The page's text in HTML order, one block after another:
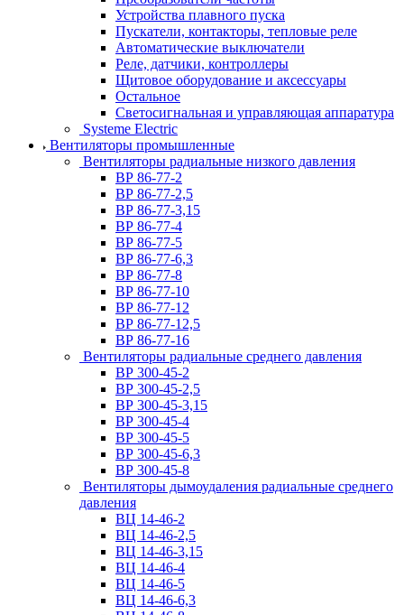
Устройства плавного пуска
Пускатели, контакторы, тепловые реле
Автоматические выключатели
Реле, датчики, контроллеры
Щитовое оборудование и аксессуары
Остальное
Светосигнальная и управляющая аппаратура
Systeme Electric
Вентиляторы промышленные
Вентиляторы радиальные низкого давления
ВР 86-77-2
ВР 86-77-2,5
ВР 86-77-3,15
ВР 86-77-4
ВР 86-77-5
ВР 86-77-6,3
ВР 86-77-8
ВР 86-77-10
ВР 86-77-12
ВР 86-77-12,5
ВР 86-77-16
Вентиляторы радиальные среднего давления
ВР 300-45-2
ВР 300-45-2,5
ВР 300-45-3,15
ВР 300-45-4
ВР 300-45-5
ВР 300-45-6,3
ВР 300-45-8
Вентиляторы дымоудаления радиальные среднего
давления
ВЦ 14-46-2
ВЦ 14-46-2,5
ВЦ 14-46-3,15
ВЦ 14-46-4
ВЦ 14-46-5
ВЦ 14-46-6,3